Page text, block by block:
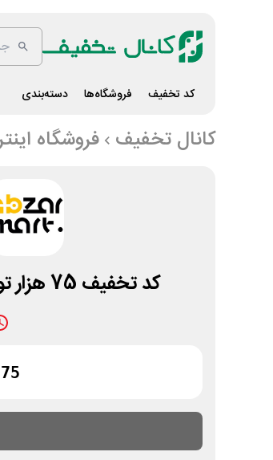
کد تخفیف فروشگاه‌ها دسته‌بندی
کانال تخفیف فروشگاه
کد تخفیف 75 هزار تومانی خرید شیرآلات ابزارمارت